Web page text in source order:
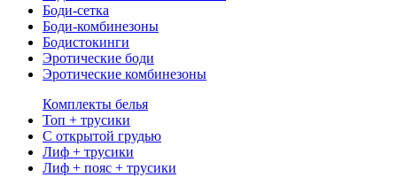
Боди-сетка
Боди-комбинезоны
Бодистокинги
Эротические боди
Эротические комбинезоны
Комплекты белья
Топ + трусики
С открытой грудью
Лиф + трусики
Лиф + пояс + трусики